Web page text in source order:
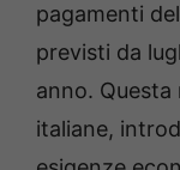
pagamenti
previsti da
anno.
italiane,